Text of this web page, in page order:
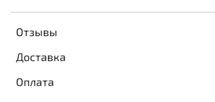
Отзывы
Доставка
Оплата